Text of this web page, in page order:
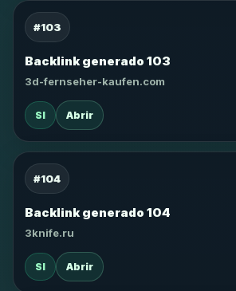
#103
Backlink generado 103
3d-fernseher-kaufen.com
SI Abrir
#104
Backlink generado 104
3knife.ru
SI Abrir